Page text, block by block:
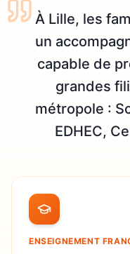
À Lille, les
un
capable de
grandes
métropole :
EDHEC,
ENSEIGNEMENT